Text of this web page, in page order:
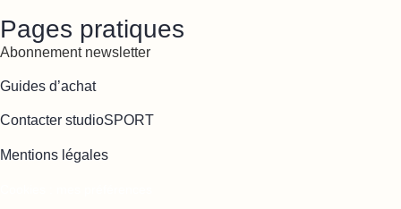
Pages pratiques
Abonnement newsletter
Guides d’achat
Contacter studioSPORT
Mentions légales